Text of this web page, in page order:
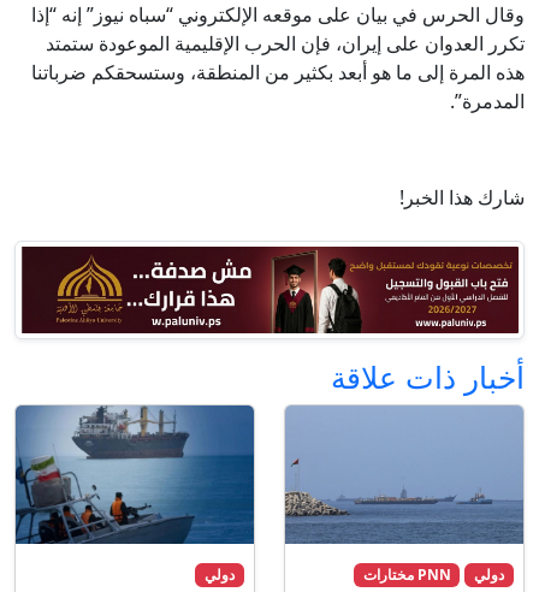
وقال الحرس في بيان على موقعه الإلكتروني “سباه نيوز” إنه “إذا
تكرر العدوان على إيران، فإن الحرب الإقليمية الموعودة ستمتد
هذه المرة إلى ما هو أبعد بكثير من المنطقة، وستسحقكم ضرباتنا
المدمرة”.
شارك هذا الخبر!
أخبار ذات علاقة
دولي PNN مختارات دولي